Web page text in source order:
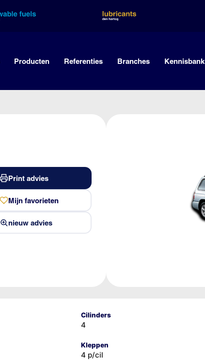
Producten Referenties Branches Kennisbank
Print advies
Mijn favorieten
nieuw advies
Cilinders
4
Kleppen
4 p/cil